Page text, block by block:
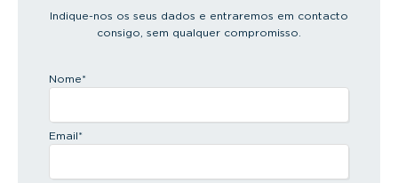
Indique-nos os seus dados e entraremos em contacto
consigo, sem qualquer compromisso.
Nome*
Email*